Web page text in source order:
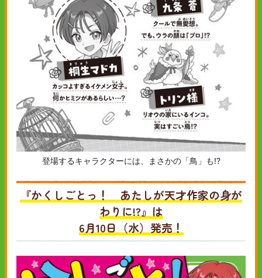
登場するキャラクターには、まさかの「鳥」も!?
『かくしごとっ！ あたしが天才作家の身が
わりに!?』は
6月10日（水）発売！